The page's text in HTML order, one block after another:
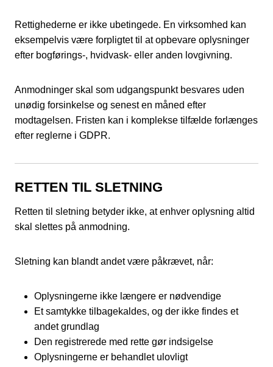
Rettighederne er ikke ubetingede. En virksomhed kan
eksempelvis være forpligtet til at opbevare oplysninger
efter bogførings-, hvidvask- eller anden lovgivning.
Anmodninger skal som udgangspunkt besvares uden
unødig forsinkelse og senest en måned efter
modtagelsen. Fristen kan i komplekse tilfælde forlænges
efter reglerne i GDPR.
RETTEN TIL SLETNING
Retten til sletning betyder ikke, at enhver oplysning altid
skal slettes på anmodning.
Sletning kan blandt andet være påkrævet, når:
Oplysningerne ikke længere er nødvendige
Et samtykke tilbagekaldes, og der ikke findes et
andet grundlag
Den registrerede med rette gør indsigelse
Oplysningerne er behandlet ulovligt